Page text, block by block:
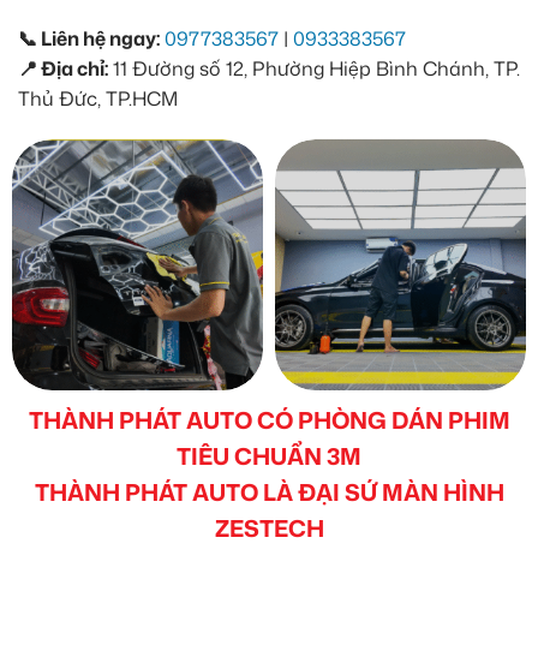
📞 Liên hệ ngay:0977383567 | 0933383567
📍 Địa chỉ:11 Đường số 12, Phường Hiệp Bình Chánh, TP.
Thủ Đức, TP.HCM
THÀNH PHÁT AUTO CÓ PHÒNG DÁN PHIM
TIÊU CHUẨN 3M
THÀNH PHÁT AUTO LÀ ĐẠI SỨ MÀN HÌNH
ZESTECH